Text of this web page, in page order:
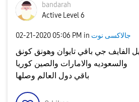
bandarah
Active Level 6
‎02-21-2020 05:06 PM in جالاكسى نوت
الفايف جي باقي تايوان وهونق كونق
والسعوديه والامارات والصين كوريا
باقي دول العالم وصلها